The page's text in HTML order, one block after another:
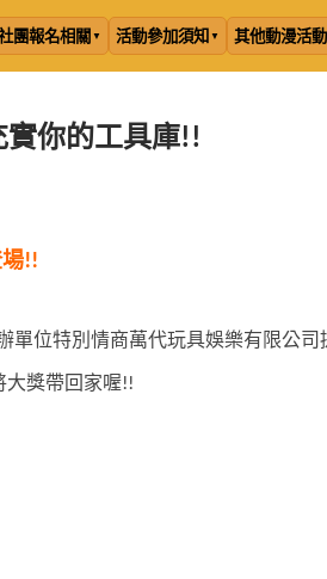
團報名相關 活動參加須知 其他動漫活動
你的工具庫!!
!!
位特別情商萬代玩具娛樂有限公
大獎帶回家喔!!